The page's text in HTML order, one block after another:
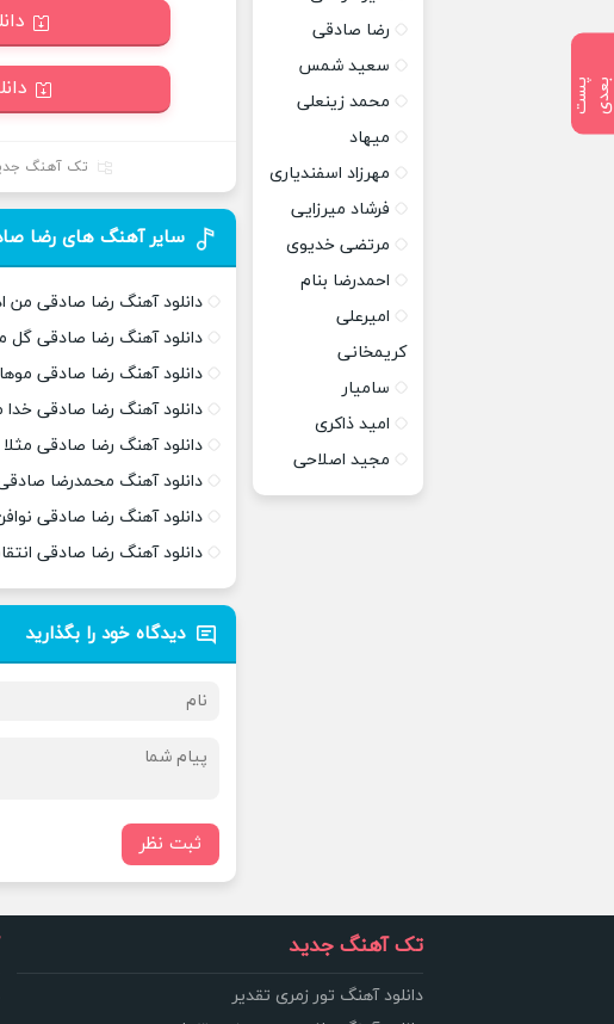
پ
س
ت
ب
ع
د ی
تک آهنگ
سایر آهنگ های رضا
دانلود آهنگ رضا صادقی من
دانلود آهنگ رضا صادقی گل
دانلود آهنگ رضا صادقی
دانلود آهنگ رضا صادقی خدا
دانلود آهنگ رضا صادقی مثلا
دانلود آهنگ محمدرضا
دانلود آهنگ رضا صادقی
دانلود آهنگ رضا صادقی
دیدگاه خود را بگذارید
ثبت نظر
رضا صادقی
سعید شمس
محمد زینعلی
میهاد
مهرزاد اسفندیاری
فرشاد میرزایی
مرتضی خدیوی
احمدرضا بنام
امیرعلی
کریمخانی
سامیار
امید ذاکری
مجید اصلاحی
تک آهنگ جدید
دانلود آهنگ تور زمری تقدیر